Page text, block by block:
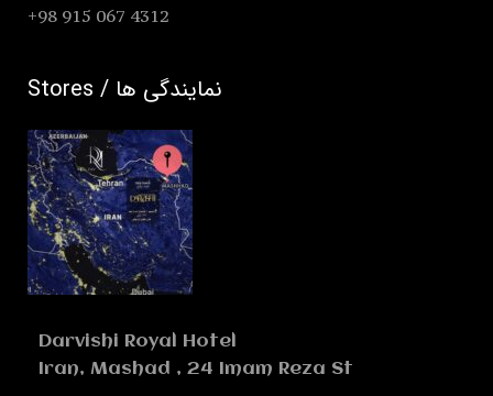
+98 915 067 4312
Stores / نمایندگی ها
Darvishi Royal Hotel
Iran, Mashad , 24 Imam Reza St